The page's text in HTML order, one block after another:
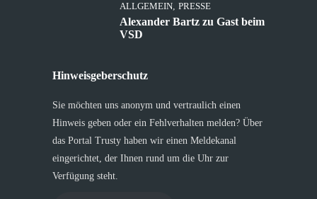
ALLGEMEIN, PRESSE
Alexander Bartz zu Gast beim
VSD
Hinweisgeberschutz
Sie möchten uns anonym und vertraulich einen
Hinweis geben oder ein Fehlverhalten melden? Über
das Portal Trusty haben wir einen Meldekanal
eingerichtet, der Ihnen rund um die Uhr zur
Verfügung steht.